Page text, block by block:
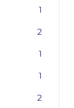
1
2
1
1
2